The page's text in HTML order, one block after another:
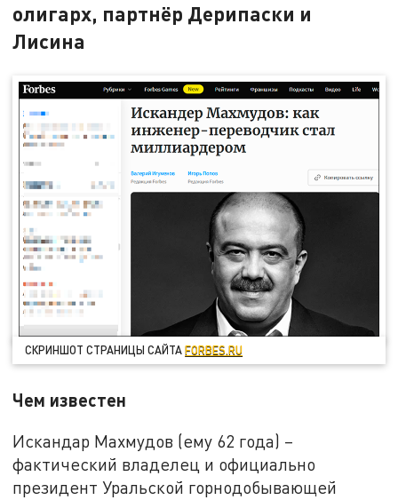
олигарх, партнёр Дерипаски и
Лисина
СКРИНШОТ СТРАНИЦЫ САЙТАFORBES.RU
Чем известен
Искандар Махмудов (ему 62 года) –
фактический владелец и официально
президент Уральской горнодобывающей